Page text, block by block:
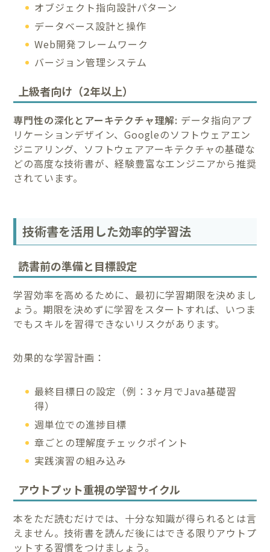
オブジェクト指向設計パターン
データベース設計と操作
Web開発フレームワーク
バージョン管理システム
上級者向け（2年以上）
専門性の深化とアーキテクチャ理解: データ指向アプ
リケーションデザイン、Googleのソフトウェアエン
ジニアリング、ソフトウェアアーキテクチャの基礎な
どの高度な技術書が、経験豊富なエンジニアから推奨
されています。
技術書を活用した効率的学習法
読書前の準備と目標設定
学習効率を高めるために、最初に学習期限を決めまし
ょう。期限を決めずに学習をスタートすれば、いつま
でもスキルを習得できないリスクがあります。
効果的な学習計画：
最終目標日の設定（例：3ヶ月でJava基礎習
得）
週単位での進捗目標
章ごとの理解度チェックポイント
実践演習の組み込み
アウトプット重視の学習サイクル
本をただ読むだけでは、十分な知識が得られるとは言
えません。技術書を読んだ後にはできる限りアウトプ
ットする習慣をつけましょう。